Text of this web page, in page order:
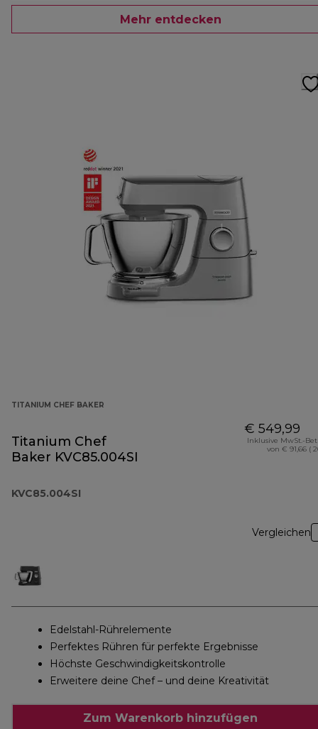
Mehr entdecken
TITANIUM CHEF BAKER
Titanium Chef
Baker KVC85.004SI
KVC85.004SI
€ 549,99
Inklusive MwSt.-
von € 91,66 (
Vergleichen
Edelstahl-Rührelemente
Perfektes Rühren für perfekte Ergebnisse
Höchste Geschwindigkeitskontrolle
Erweitere deine Chef – und deine Kreativität
Zum Warenkorb hinzufügen